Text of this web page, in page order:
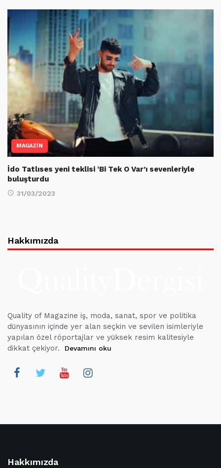
MAGAZİN
İdo Tatlıses yeni teklisi ‘Bi Tek O Var’ı sevenleriyle
buluşturdu
31/03/2023
Hakkımızda
Quality of Magazine iş, moda, sanat, spor ve politika
dünyasının içinde yer alan seçkin ve sevilen isimleriyle
yapılan özel röportajlar ve yüksek resim kalitesiyle
dikkat çekiyor.
Devamını oku
Hakkımızda